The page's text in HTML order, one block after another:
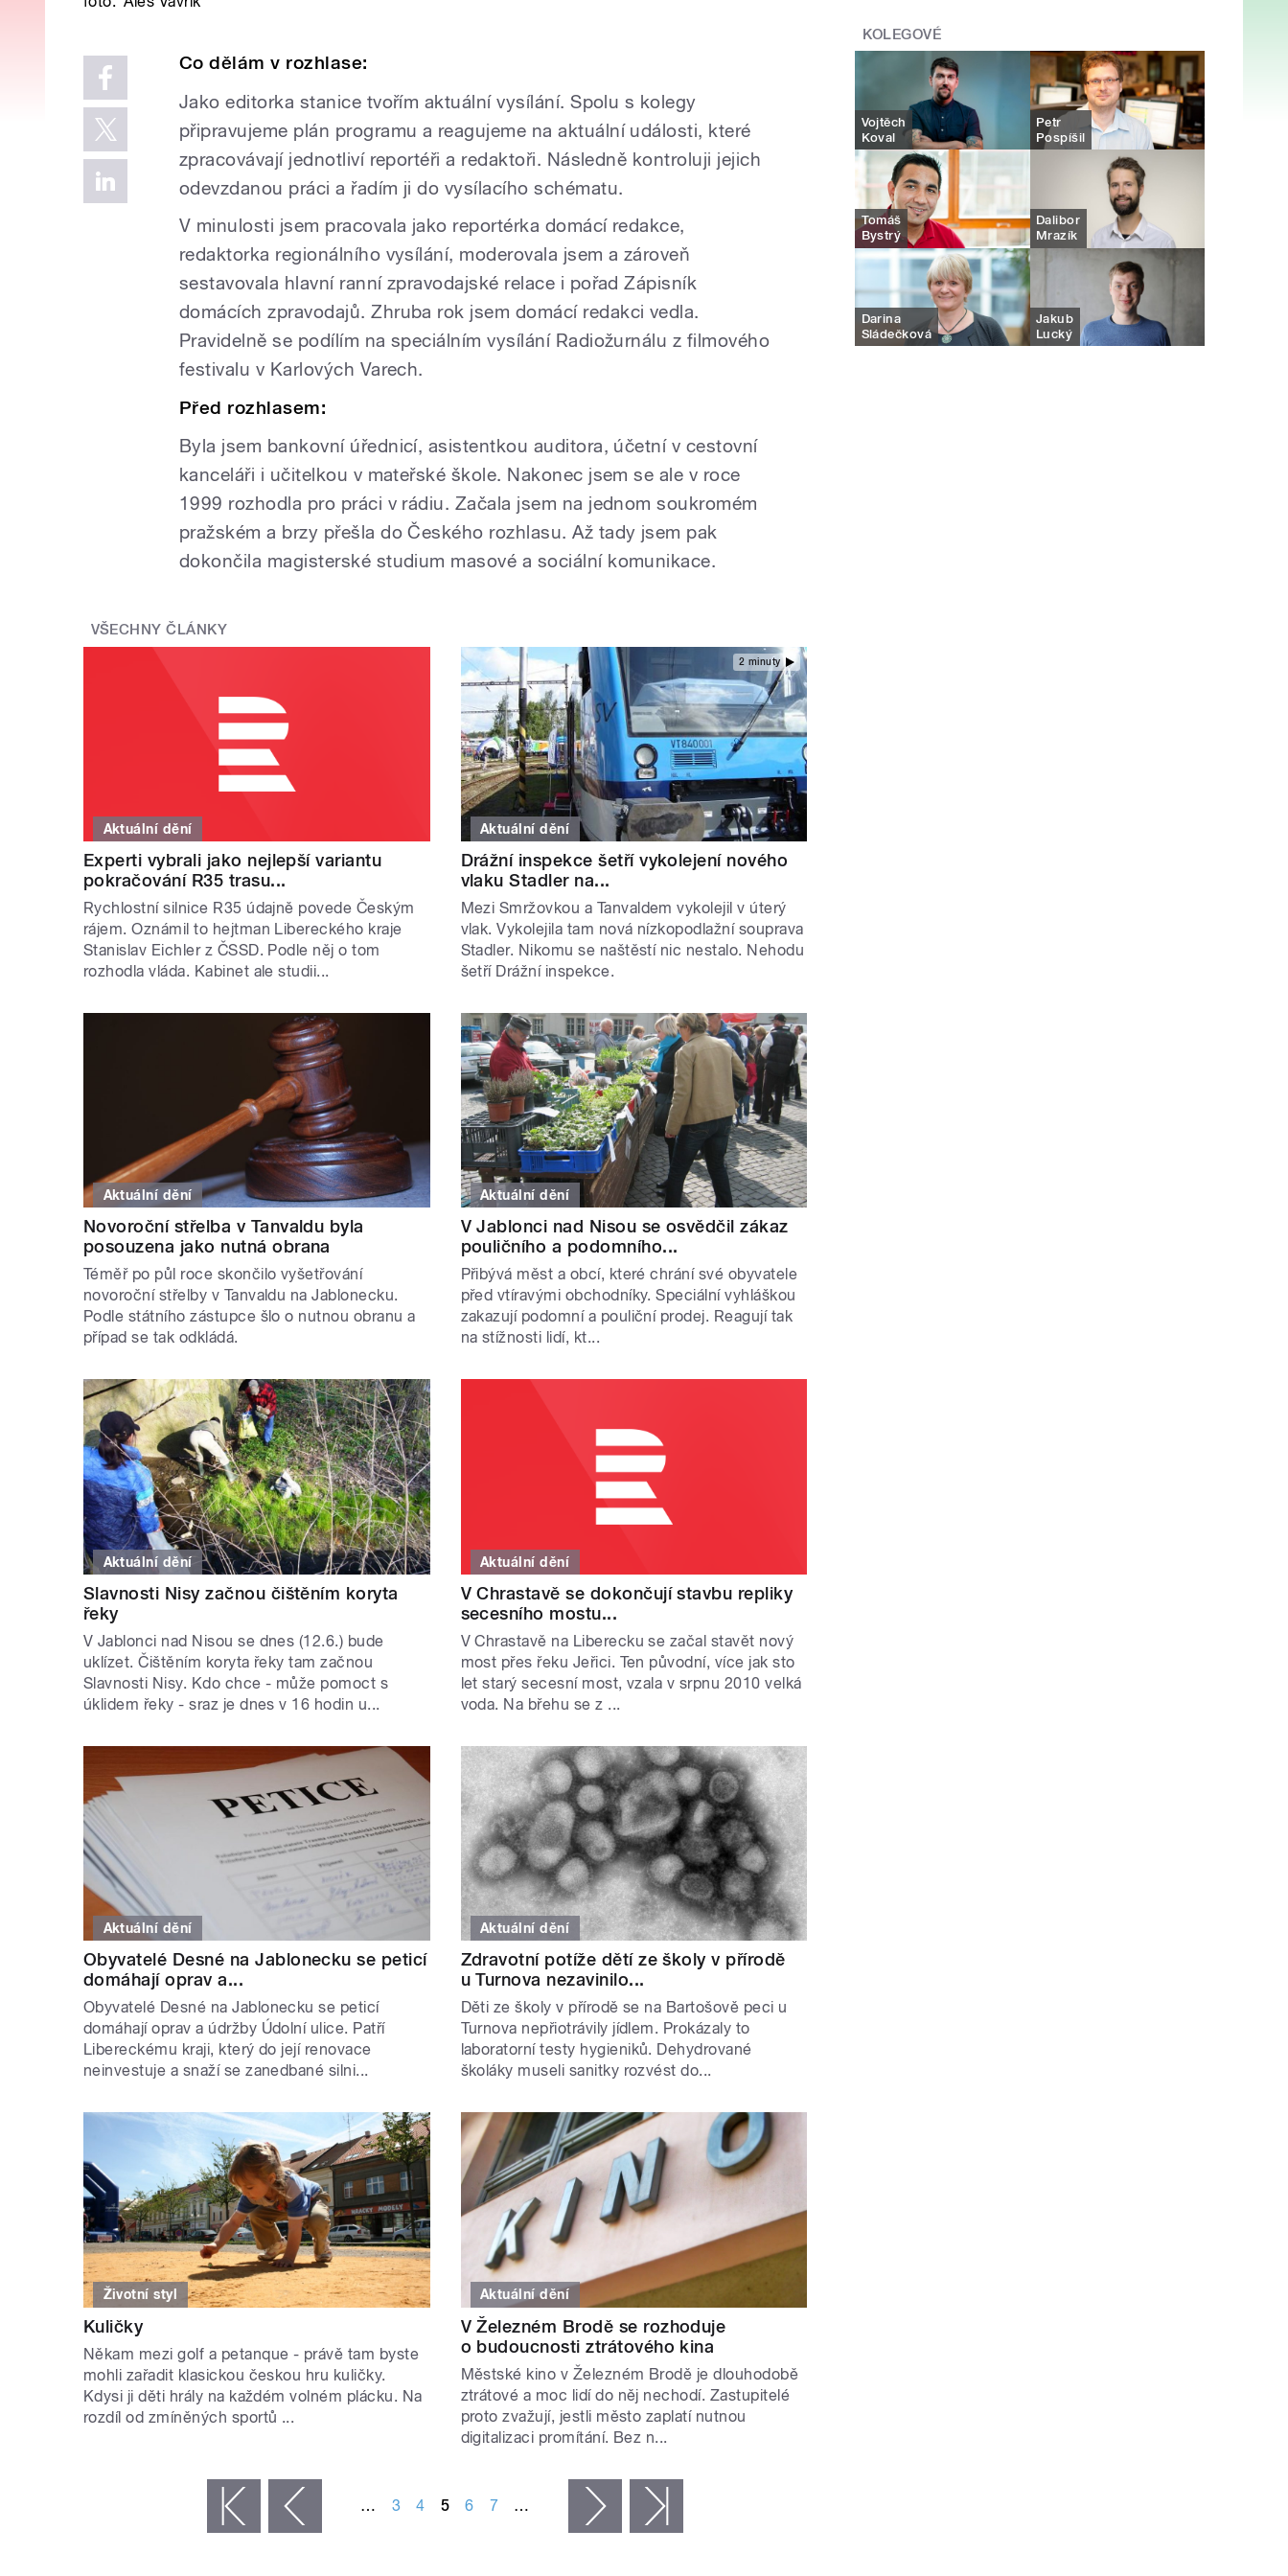
Co dělám v rozhlase:
Jako editorka stanice tvořím aktuální vysílání. Spolu s kolegy
připravujeme plán programu a reagujeme na aktuální události, které
zpracovávají jednotliví reportéři a redaktoři. Následně kontroluji jejich
odevzdanou práci a řadím ji do vysílacího schématu.
V minulosti jsem pracovala jako reportérka domácí redakce,
redaktorka regionálního vysílání, moderovala jsem a zároveň
sestavovala hlavní ranní zpravodajské relace i pořad Zápisník
domácích zpravodajů. Zhruba rok jsem domácí redakci vedla.
Pravidelně se podílím na speciálním vysílání Radiožurnálu z filmového
festivalu v Karlových Varech.
Před rozhlasem:
Byla jsem bankovní úřednicí, asistentkou auditora, účetní v cestovní
kanceláři i učitelkou v mateřské škole. Nakonec jsem se ale v roce
1999 rozhodla pro práci v rádiu. Začala jsem na jednom soukromém
pražském a brzy přešla do Českého rozhlasu. Až tady jsem pak
dokončila magisterské studium masové a sociální komunikace.
VŠECHNY ČLÁNKY
Aktuální dění
Experti vybrali jako nejlepší variantu
pokračování R35 trasu...
Rychlostní silnice R35 údajně povede Českým
rájem. Oznámil to hejtman Libereckého kraje
Stanislav Eichler z ČSSD. Podle něj o tom
rozhodla vláda. Kabinet ale studii...
2 minuty
Aktuální dění
Drážní inspekce šetří vykolejení nového
vlaku Stadler na...
Mezi Smržovkou a Tanvaldem vykolejil v úterý
vlak. Vykolejila tam nová nízkopodlažní souprava
Stadler. Nikomu se naštěstí nic nestalo. Nehodu
šetří Drážní inspekce.
Aktuální dění
Novoroční střelba v Tanvaldu byla
posouzena jako nutná obrana
Téměř po půl roce skončilo vyšetřování
novoroční střelby v Tanvaldu na Jablonecku.
Podle státního zástupce šlo o nutnou obranu a
případ se tak odkládá.
Aktuální dění
V Jablonci nad Nisou se osvědčil zákaz
pouličního a podomního...
Přibývá měst a obcí, které chrání své obyvatele
před vtíravými obchodníky. Speciální vyhláškou
zakazují podomní a pouliční prodej. Reagují tak
na stížnosti lidí, kt...
Aktuální dění
Slavnosti Nisy začnou čištěním koryta
řeky
V Jablonci nad Nisou se dnes (12.6.) bude
uklízet. Čištěním koryta řeky tam začnou
Slavnosti Nisy. Kdo chce - může pomoct s
úklidem řeky - sraz je dnes v 16 hodin u...
Aktuální dění
V Chrastavě se dokončují stavbu repliky
secesního mostu...
V Chrastavě na Liberecku se začal stavět nový
most přes řeku Jeřici. Ten původní, více jak sto
let starý secesní most, vzala v srpnu 2010 velká
voda. Na břehu se z ...
Aktuální dění
Obyvatelé Desné na Jablonecku se peticí
domáhají oprav a...
Obyvatelé Desné na Jablonecku se peticí
domáhají oprav a údržby Údolní ulice. Patří
Libereckému kraji, který do její renovace
neinvestuje a snaží se zanedbané silni...
Aktuální dění
Zdravotní potíže dětí ze školy v přírodě
u Turnova nezavinilo...
Děti ze školy v přírodě se na Bartošově peci u
Turnova nepřiotrávily jídlem. Prokázaly to
laboratorní testy hygieniků. Dehydrované
školáky museli sanitky rozvést do...
Životní styl
Kuličky
Někam mezi golf a petanque - právě tam byste
mohli zařadit klasickou českou hru kuličky.
Kdysi ji děti hrály na každém volném plácku. Na
rozdíl od zmíněných sportů ...
Aktuální dění
V Železném Brodě se rozhoduje
o budoucnosti ztrátového kina
Městské kino v Železném Brodě je dlouhodobě
ztrátové a moc lidí do něj nechodí. Zastupitelé
proto zvažují, jestli město zaplatí nutnou
digitalizaci promítání. Bez n...
‹ předchozí … 3 4 5 6 7 … následující ›
KOLEGOVÉ
Vojtěch
Koval
Petr
Pospíšil
Tomáš
Bystrý
Dalibor
Mrazík
Darina
Sládečková
Jakub
Lucký